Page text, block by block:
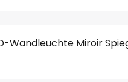
Wandleuchte Miroir